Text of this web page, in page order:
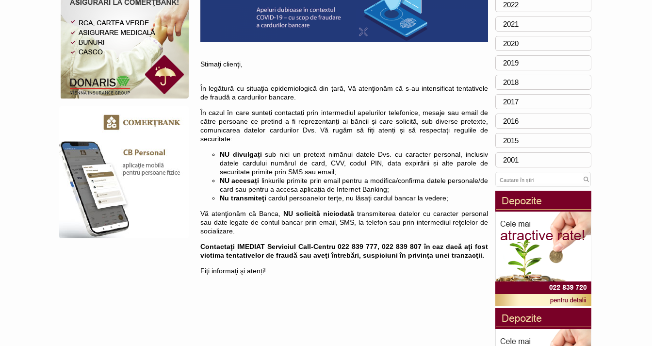
Stimaţi clienţi,
În legătură cu situaţia epidemiologică din țară, Vă atenţionăm că s-au intensificat tentativele
de fraudă a cardurilor bancare.
În cazul în care sunteți contactați prin intermediul apelurilor telefonice, mesaje sau email de
către persoane ce pretind a fi reprezentanți ai băncii și care solicită, sub diverse pretexte,
comunicarea datelor cardurilor Dvs. Vă rugăm să fiți atenți și să respectaţi regulile de
securitate:
NU divulgați sub nici un pretext nimănui datele Dvs. cu caracter personal, inclusiv
datele cardului numărul de card, CVV, codul PIN, data expirării și alte parole de
securitate primite prin SMS sau email;
NU accesați linkurile primite prin email pentru a modifica/confirma datele personale/de
card sau pentru a accesa aplicația de Internet Banking;
Nu transmiteţi cardul persoanelor terţe, nu lăsaţi cardul bancar la vedere;
Vă atenţionăm că Banca, NU solicită niciodată transmiterea datelor cu caracter personal
sau date legate de contul bancar prin email, SMS, la telefon sau prin intermediul reţelelor de
socializare.
Contactați IMEDIAT Serviciul Call-Centru 022 839 777, 022 839 807în caz dacă ați fost
victima tentativelor de fraudă sau aveţi întrebări, suspiciuni în privinţa unei tranzacţii.
Fiţi informaţi şi atenți!
2022
2021
2020
2019
2018
2017
2016
2015
2001